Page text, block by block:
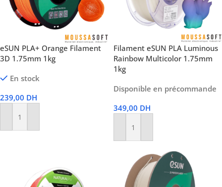
eSUN PLA+ Orange Filament
3D 1.75mm 1kg
En stock
239,00 DH
Ajouter Au Panier
Filament eSUN PLA Luminous
Rainbow Multicolor 1.75mm
1kg
Disponible en précommande
349,00 DH
Ajouter Au Panier